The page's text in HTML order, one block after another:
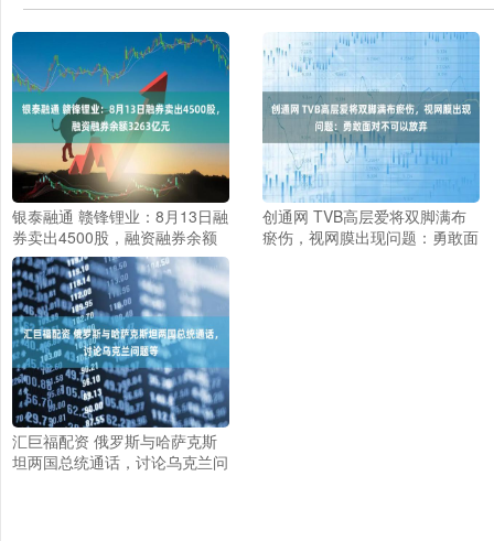
银泰融通 赣锋锂业：8月13日融
券卖出4500股，融资融券余额
3263亿元
创通网 TVB高层爱将双脚满布
瘀伤，视网膜出现问题：勇敢面
汇巨福配资 俄罗斯与哈萨克斯
坦两国总统通话，讨论乌克兰问